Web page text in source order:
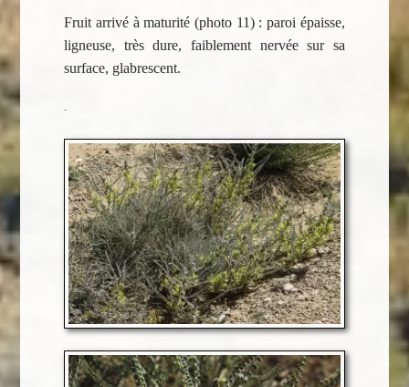
Fruit arrivé à maturité (photo 11) : paroi épaisse,
ligneuse, très dure, faiblement nervée sur sa
surface, glabrescent.
.